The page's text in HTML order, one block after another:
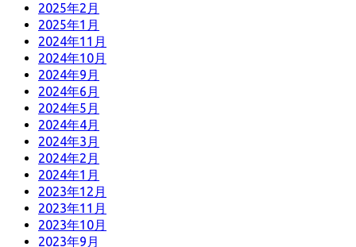
2025年2月
2025年1月
2024年11月
2024年10月
2024年9月
2024年6月
2024年5月
2024年4月
2024年3月
2024年2月
2024年1月
2023年12月
2023年11月
2023年10月
2023年9月